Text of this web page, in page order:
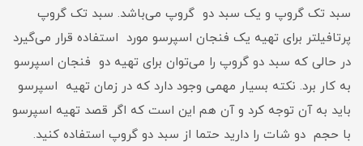
سبد تک گروپ و یک سبد دو گروپ می‌باشد. سبد تک گروپ
پرتافیلتر برای تهیه یک فنجان اسپرسو مورد استفاده قرار می‌گیرد
در حالی که سبد دو گروپ را می‌توان برای تهیه دو فنجان اسپرسو
به کار برد. نکته بسیار مهمی وجود دارد که در زمان تهیه اسپرسو
باید به آن توجه کرد و آن هم این است که اگر قصد تهیه اسپرسو
با حجم دو شات را دارید حتما از سبد دو گروپ استفاده کنید.